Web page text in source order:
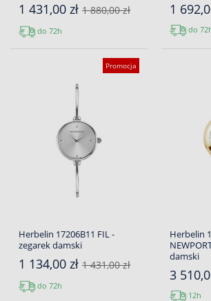
1 431,00 zł 1 880,00 zł
do 72h
1
do
Promocja
Herbelin 17206B11 FIL -
zegarek damski
1 134,00 zł 1 431,00 zł
do 72h
Herbelin
damski
3
12h